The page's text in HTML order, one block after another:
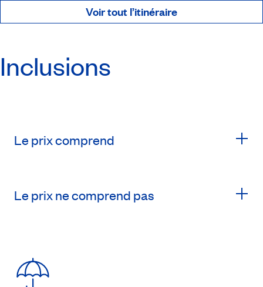
Voir tout l’itinéraire
Inclusions
Le prix comprend
Le prix ne comprend pas